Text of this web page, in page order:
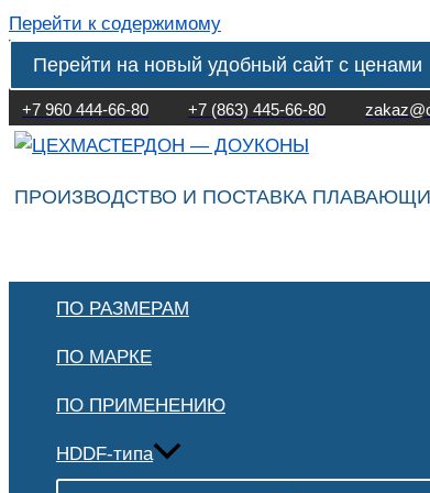
Перейти к содержимому
Перейти на новый удобный сайт с ценами
+7 960 444-66-80 +7 (863) 445-66-80
ПРОИЗВОДСТВО И ПОСТАВКА
ПО РАЗМЕРАМ
ПО МАРКЕ
ПО ПРИМЕНЕНИЮ
HDDF-типа